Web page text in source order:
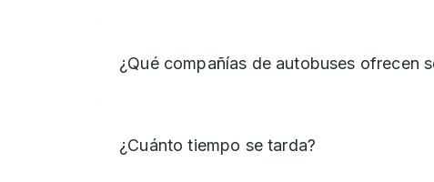
¿Qué compañías de autobuses ofrecen
¿Cuánto tiempo se tarda?